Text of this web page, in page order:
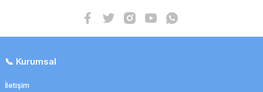
📞 Kurumsal
İletişim